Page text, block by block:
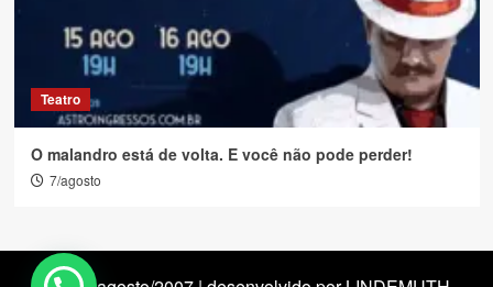
Teatro
O malandro está de volta. E você não pode perder!
7/agosto